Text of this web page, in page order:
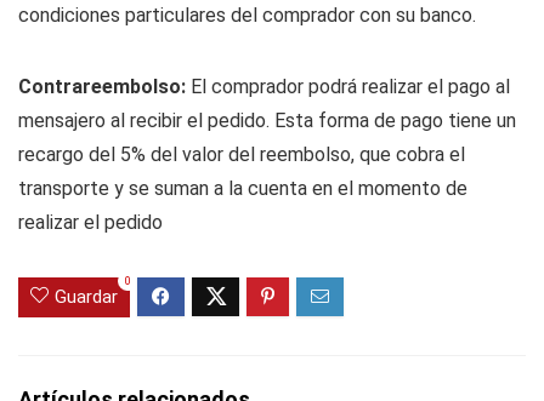
condiciones particulares del comprador con su banco.
Contrareembolso: El comprador podrá realizar el pago al
mensajero al recibir el pedido. Esta forma de pago tiene un
recargo del 5% del valor del reembolso, que cobra el
transporte y se suman a la cuenta en el momento de
realizar el pedido
Guardar
0